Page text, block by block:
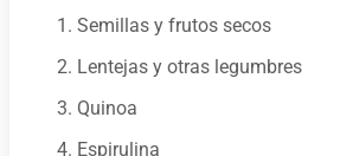
1. Semillas y frutos secos
2. Lentejas y otras legumbres
3. Quinoa
4. Espirulina